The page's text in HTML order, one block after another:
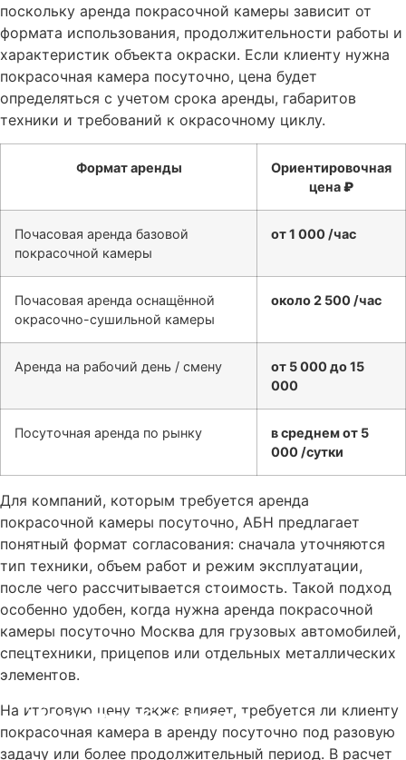
Московской области
поскольку аренда покрасочной камеры зависит от
формата использования, продолжительности работы и
характеристик объекта окраски. Если клиенту нужна
покрасочная камера посуточно, цена будет
определяться с учетом срока аренды, габаритов
техники и требований к окрасочному циклу.
Формат аренды
Ориентировочная
цена₽
Почасовая аренда базовой
покрасочной камеры
от 1 000 /час
Почасовая аренда оснащённой
окрасочно-сушильной камеры
около 2 500 /час
Аренда на рабочий день / смену
от 5 000 до 15
000
Посуточная аренда по рынку
в среднем от 5
000 /сутки
Для компаний, которым требуется аренда
покрасочной камеры посуточно, АБН предлагает
понятный формат согласования: сначала уточняются
тип техники, объем работ и режим эксплуатации,
после чего рассчитывается стоимость. Такой подход
особенно удобен, когда нужна аренда покрасочной
камеры посуточно Москва для грузовых автомобилей,
спецтехники, прицепов или отдельных металлических
элементов.
На итоговую цену также влияет, требуется ли клиенту
покрасочная камера в аренду посуточно под разовую
задачу или более продолжительный период. В расчет